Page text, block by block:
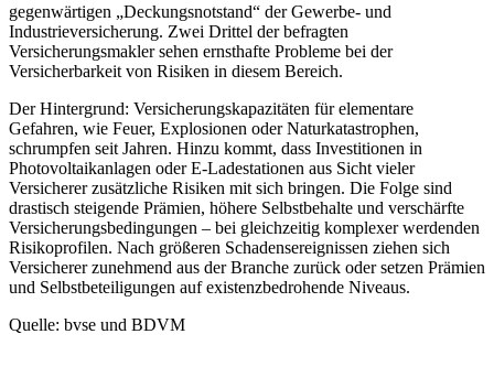
gegenwärtigen „Deckungsnotstand“ der Gewerbe- und
Industrieversicherung. Zwei Drittel der befragten
Versicherungsmakler sehen ernsthafte Probleme bei der
Versicherbarkeit von Risiken in diesem Bereich.
Der Hintergrund: Versicherungskapazitäten für elementare
Gefahren, wie Feuer, Explosionen oder Naturkatastrophen,
schrumpfen seit Jahren. Hinzu kommt, dass Investitionen in
Photovoltaikanlagen oder E-Ladestationen aus Sicht vieler
Versicherer zusätzliche Risiken mit sich bringen. Die Folge sind
drastisch steigende Prämien, höhere Selbstbehalte und verschärfte
Versicherungsbedingungen – bei gleichzeitig komplexer werdenden
Risikoprofilen. Nach größeren Schadensereignissen ziehen sich
Versicherer zunehmend aus der Branche zurück oder setzen Prämien
und Selbstbeteiligungen auf existenzbedrohende Niveaus.
Quelle: bvse und BDVM